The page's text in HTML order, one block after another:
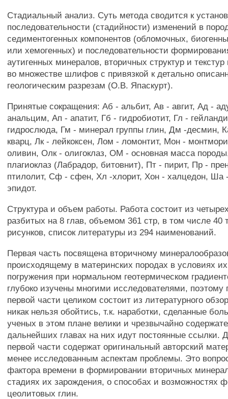
Стадиальный анализ. Суть метода сводится к
последовательности (стадийности) изменений в
седиментогенных компонентов (обломочных,
или хемогенных) и последовательности
аутигенных минералов, вторичных структур и
во множестве шлифов с привязкой к детально
геологическим разрезам (О.В. Япаскурт).
Принятые сокращения: Аб - альбит, Ав - авгит, Ад -
анальцим, Ап - апатит, Гб - гидробиотит, Гл -
гидрослюда, Гм - минерал группы глин, Дм -десмин,
кварц, Лк - лейкоксен, Лом - ломонтит, Мон -
оливин, Олк - олигоклаз, ОМ - основная масса
плагиоклаз (Лабрадор, битовнит), Пт - пирит, Пр -
птилолит, Сф - сфен, Хл -хлорит, Хон - халцедон, Ша
эпидот.
Структура и объем работы. Работа состоит из
разбитых на 8 глав, объемом 361 стр, в том числе 40
рисунков, список литературы из 294 наименований.
Первая часть посвящена вторичному
происходящему в материнских породах в условиях
погружения при нормальном геотермическом
глубоко изучены многими исследователями, поэтому
первой части целиком состоит из литературного
никак нельзя обойтись, т.к. наработки, сделанные
ученых в этом плане велики и чрезвычайно
дальнейших главах на них идут постоянные ссылки.
первой части содержат оригинальный авторский
менее исследованным аспектам проблемы. Это
фактора времени в формировании вторичных
стадиях их зарождения, о способах и возможностях
цеолитовых глин.